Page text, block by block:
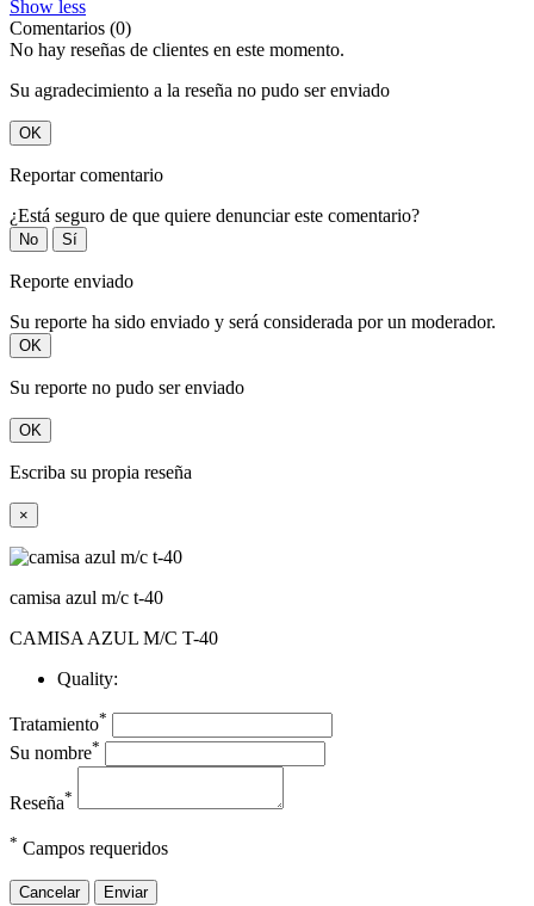
Show less
Comentarios (0)
No hay reseñas de clientes en este momento.
Su agradecimiento a la reseña no pudo ser enviado
OK
Reportar comentario
¿Está seguro de que quiere denunciar este comentario?
No Sí
Reporte enviado
Su reporte ha sido enviado y será considerada por un moderador.
OK
Su reporte no pudo ser enviado
OK
Escriba su propia reseña
×
camisa azul m/c t-40
CAMISA AZUL M/C T-40
Quality:
Tratamiento*
Su nombre*
Reseña*
* Campos requeridos
Cancelar Enviar